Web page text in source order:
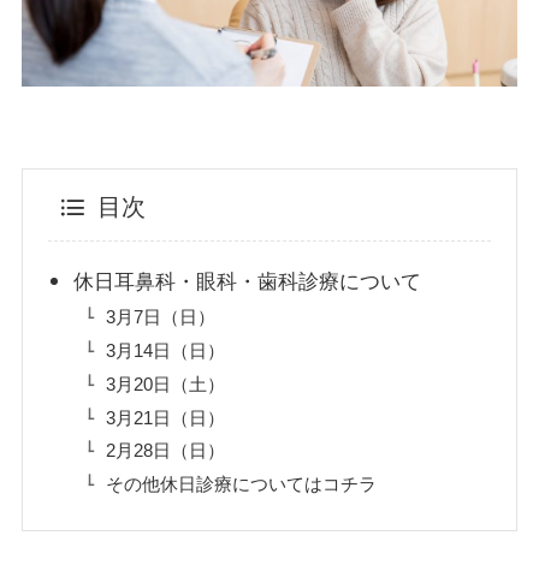
目次
休日耳鼻科・眼科・歯科診療について
3月7日（日）
3月14日（日）
3月20日（土）
3月21日（日）
2月28日（日）
その他休日診療についてはコチラ